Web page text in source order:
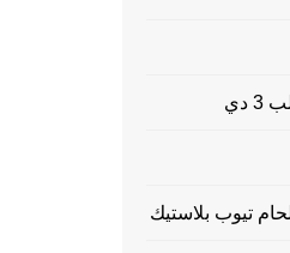
دي
تيوب بلاستيك